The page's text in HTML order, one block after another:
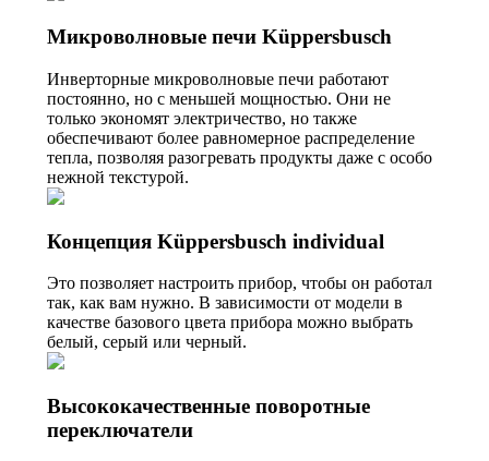
Микроволновые печи Küppersbusch
Инверторные микроволновые печи работают
постоянно, но с меньшей мощностью. Они не
только экономят электричество, но также
обеспечивают более равномерное распределение
тепла, позволяя разогревать продукты даже с особо
нежной текстурой.
Концепция Küppersbusch individual
Это позволяет настроить прибор, чтобы он работал
так, как вам нужно. В зависимости от модели в
качестве базового цвета прибора можно выбрать
белый, серый или черный.
Высококачественные поворотные
переключатели